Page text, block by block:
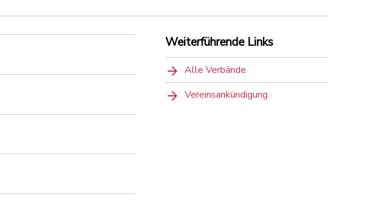
Weiterführende Links
Alle Verbände
Vereinsankündigung